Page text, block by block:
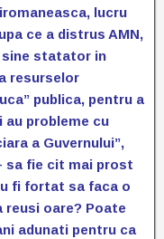
lucru
ce a distrus AMN,
sine statator in
resurselor
publica, pentru a
au probleme cu
a Guvernului”,
sa fie cit mai prost
fi fortat sa faca o
reusi oare? Poate
adunati pentru ca